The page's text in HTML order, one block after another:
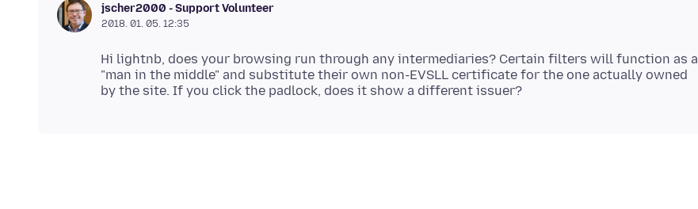
jscher2000 - Support Volunteer
2018. 01. 05. 12:35
Hi lightnb, does your browsing run through any intermediaries? Certain filters will function as a
"man in the middle" and substitute their own non-EVSLL certificate for the one actually owned